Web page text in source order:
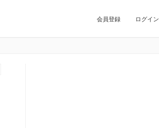
会員登録 ログイン